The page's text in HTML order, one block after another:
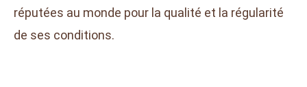
réputées au monde pour la qualité et la régularité
de ses conditions.